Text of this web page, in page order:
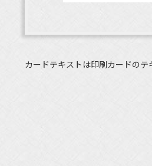
カードテキストは印刷カードのテ